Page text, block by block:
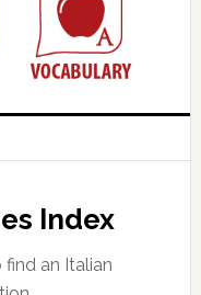
Index
an Italian